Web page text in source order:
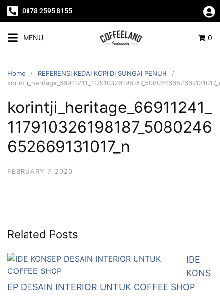
0878 2595 8155
MENU 0
Home
REFERENSI KEDAI KOPI DI SUNGAI PENUH
korintji_heritage_66911241_
117910326198187_5080246
652669131017_n
FEBRUARY 7, 2020
Related Posts
IDE
KONS
EP DESAIN INTERIOR UNTUK COFFEE SHOP